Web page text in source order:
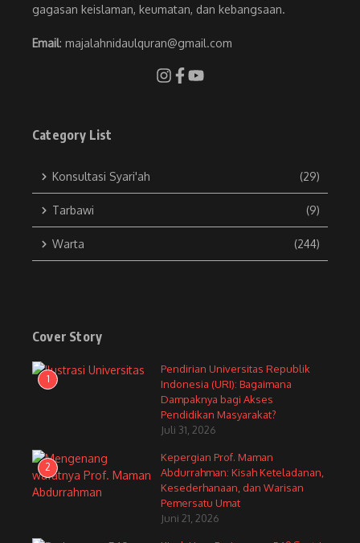
gagasan keislaman, keumatan, dan kebangsaan.
Email: majalahnidaulquran@gmail.com
Category List
Konsultasi Syari'ah (29)
Tarbawi (9)
Warta (244)
Cover Story
1
Pendirian Universitas Republik
Indonesia (URI): Bagaimana
Dampaknya bagi Akses
Pendidikan Masyarakat?
Juli 31, 2026
2
Kepergian Prof. Maman
Abdurrahman: Kisah Keteladanan,
Kesederhanaan, dan Warisan
Pemersatu Umat
Juni 21, 2026